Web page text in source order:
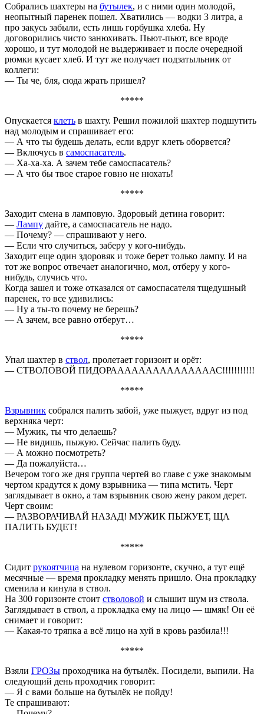
Собрались шахтеры на бутылек, и с ними один молодой,
неопытный паренек пошел. Хватились — водки 3 литра, а
про закусь забыли, есть лишь горбушка хлеба. Ну
договорились чисто занюхивать. Пьют-пьют, все вроде
хорошо, и тут молодой не выдерживает и после очередной
рюмки кусает хлеб. И тут же получает подзатыльник от
коллеги:
— Ты че, бля, сюда жрать пришел?
*****
Опускается клеть в шахту. Решил пожилой шахтер подшутить
над молодым и спрашивает его:
— А что ты будешь делать, если вдруг клеть оборвется?
— Включусь в самоспасатель.
— Ха-ха-ха. А зачем тебе самоспасатель?
— А что бы твое старое говно не нюхать!
*****
Заходит смена в ламповую. Здоровый детина говорит:
— Лампу дайте, а самоспасатель не надо.
— Почему? — спрашивают у него.
— Если что случиться, заберу у кого-нибудь.
Заходит еще один здоровяк и тоже берет только лампу. И на
тот же вопрос отвечает аналогично, мол, отберу у кого-
нибудь, случись что.
Когда зашел и тоже отказался от самоспасателя тщедушный
паренек, то все удивились:
— Ну а ты-то почему не берешь?
— А зачем, все равно отберут…
*****
Упал шахтер в ствол, пролетает горизонт и орёт:
— СТВОЛОВОЙ ПИДОРАААААААААААААААС!!!!!!!!!!!
*****
Взрывник собрался палить забой, уже пыжует, вдруг из под
верхняка черт:
— Мужик, ты что делаешь?
— Не видишь, пыжую. Сейчас палить буду.
— А можно посмотреть?
— Да пожалуйста…
Вечером того же дня группа чертей во главе с уже знакомым
чертом крадутся к дому взрывника — типа мстить. Черт
заглядывает в окно, а там взрывник свою жену раком дерет.
Черт своим:
— РАЗВОРАЧИВАЙ НАЗАД! МУЖИК ПЫЖУЕТ, ЩА
ПАЛИТЬ БУДЕТ!
*****
Сидит рукоятчица на нулевом горизонте, скучно, а тут ещё
месячные — время прокладку менять пришло. Она прокладку
сменила и кинула в ствол.
На 300 горизонте стоит стволовой и слышит шум из ствола.
Заглядывает в ствол, а прокладка ему на лицо — шмяк! Он её
снимает и говорит:
— Какая-то тряпка а всё лицо на хуй в кровь разбила!!!
*****
Взяли ГРОЗы проходчика на бутылёк. Посидели, выпили. На
следующий день проходчик говорит:
— Я с вами больше на бутылёк не пойду!
Те спрашивают: